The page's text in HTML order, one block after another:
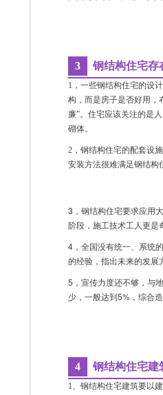
3 钢结构住宅存
1，一些钢结构住宅的设
构，而是房子是否好用，
廉”。住宅应该关注的是
砌体。
2，钢结构住宅的配套设
安装方法很难满足钢结构
3，钢结构住宅要求应用
阶段，施工技术工人更是
4，全国没有统一、系统
的经验，指出未来的发展
5，宣传力度还不够，与
少，一般达到5%，综合
4 钢结构住宅建
1、钢结构住宅建筑要以